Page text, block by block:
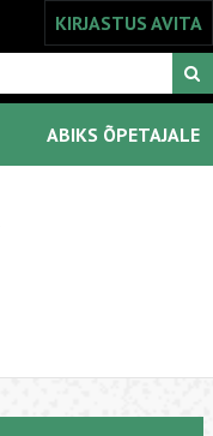
KIRJASTUS AVITA
ABIKS ÕPETAJALE